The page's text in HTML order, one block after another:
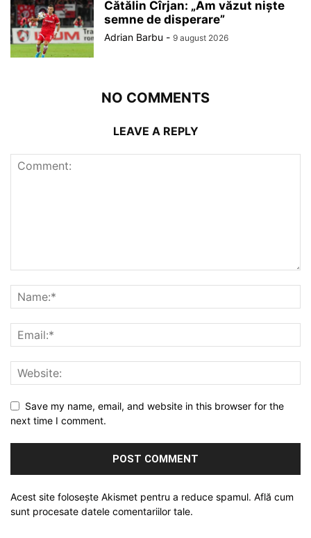
Cătălin Cîrjan: „Am văzut niște
semne de disperare”
Adrian Barbu - 9 august 2026
NO COMMENTS
LEAVE A REPLY
Save my name, email, and website in this browser for the
next time I comment.
Acest site folosește Akismet pentru a reduce spamul. Află cum
sunt procesate datele comentariilor tale.